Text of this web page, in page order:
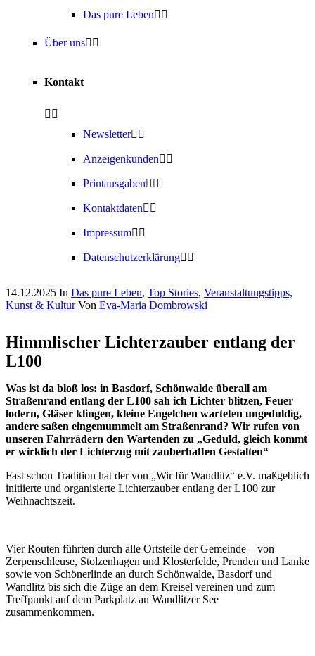
Das pure Leben
Über uns
Kontakt
Newsletter
Anzeigenkunden
Printausgaben
Kontaktdaten
Impressum
Datenschutzerklärung
14.12.2025 In Das pure Leben, Top Stories, Veranstaltungstipps,
Kunst & Kultur Von Eva-Maria Dombrowski
Himmlischer Lichterzauber entlang der
L100
Was ist da bloß los: in Basdorf, Schönwalde überall am
Straßenrand entlang der L100 sah ich Lichter blitzen, Feuer
lodern, Gläser klingen, kleine Engelchen warteten ungeduldig,
andere saßen eingemummelt am Straßenrand? Wir rufen von
unseren Fahrrädern den Wartenden zu „Geduld, gleich kommt
er wirklich der Lichterzug mit zauberhaften Gestalten“
Fast schon Tradition hat der von „Wir für Wandlitz“ e.V. maßgeblich
initiierte und organisierte Lichterzauber entlang der L100 zur
Weihnachtszeit.
Vier Routen führten durch alle Ortsteile der Gemeinde – von
Zerpenschleuse, Stolzenhagen und Klosterfelde, Prenden und Lanke
sowie von Schönerlinde an durch Schönwalde, Basdorf und
Wandlitz bis sich die Züge an dem Kreisel vereinen und zum
Treffpunkt auf dem Parkplatz an Wandlitzer See
zusammenkommen.